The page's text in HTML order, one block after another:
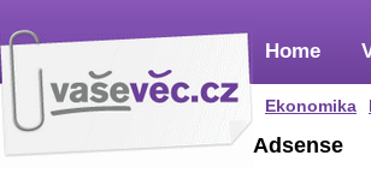
Home
Ekonomika
Adsense